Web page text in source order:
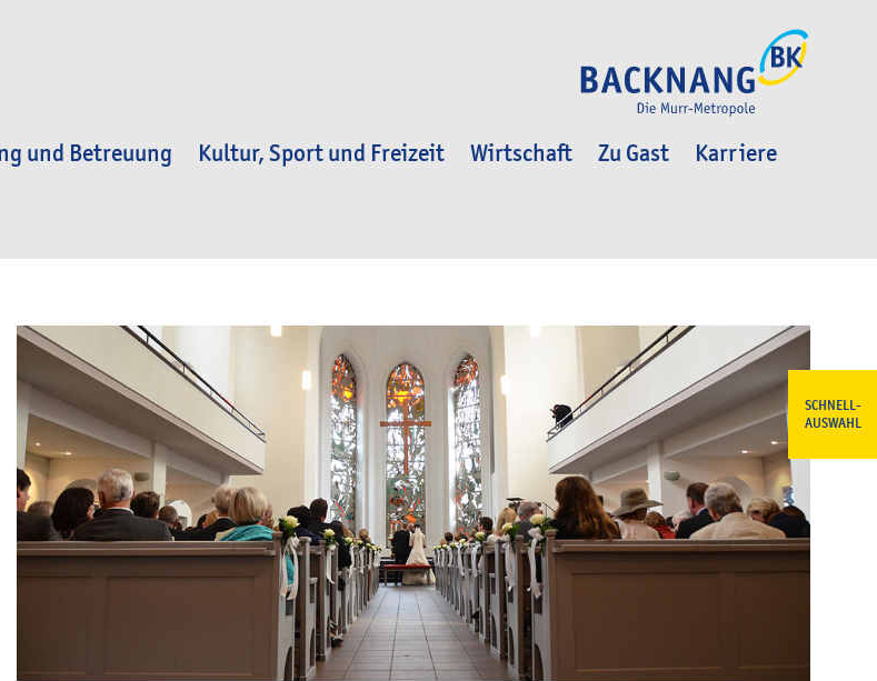
und Betreuung Kultur, Sport und Freizeit Wirtschaft Zu Gast
Karriere
SCHNELL-
AUSWAHL